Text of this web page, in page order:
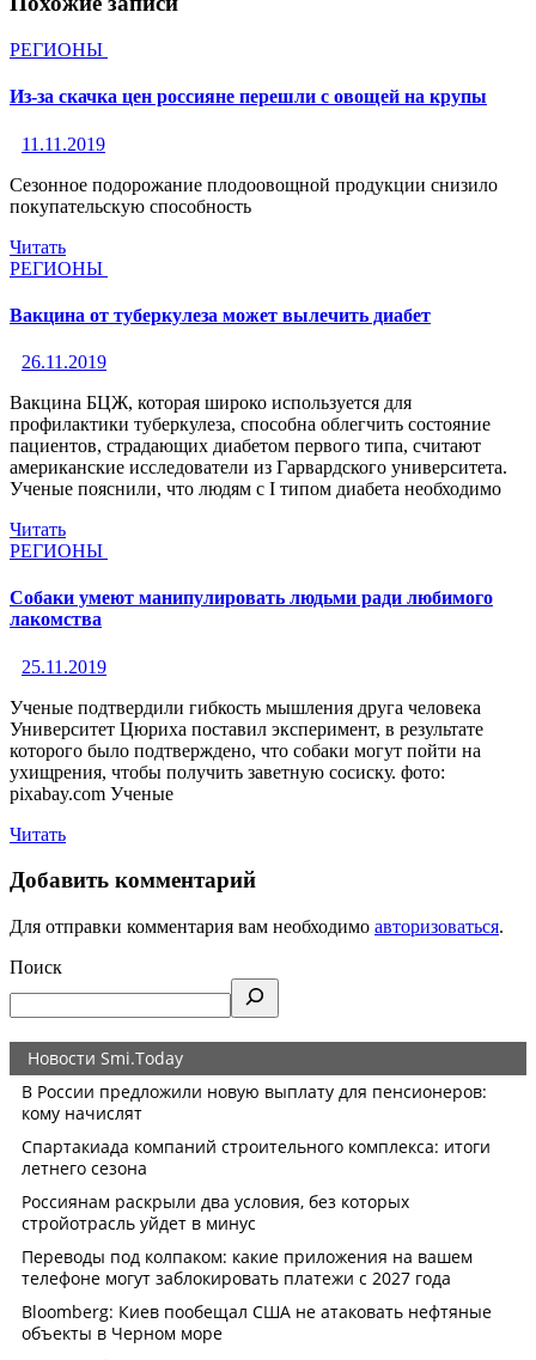
РЕГИОНЫ
Из-за скачка цен россияне перешли с овощей на крупы
11.11.2019
Сезонное подорожание плодоовощной продукции снизило
покупательскую способность
Читать
РЕГИОНЫ
Вакцина от туберкулеза может вылечить диабет
26.11.2019
Вакцина БЦЖ, которая широко используется для
профилактики туберкулеза, способна облегчить состояние
пациентов, страдающих диабетом первого типа, считают
американские исследователи из Гарвардского университета.
Ученые пояснили, что людям с I типом диабета необходимо
Читать
РЕГИОНЫ
Собаки умеют манипулировать людьми ради любимого
лакомства
25.11.2019
Ученые подтвердили гибкость мышления друга человека
Университет Цюриха поставил эксперимент, в результате
которого было подтверждено, что собаки могут пойти на
ухищрения, чтобы получить заветную сосиску. фото:
pixabay.com Ученые
Читать
Добавить комментарий
Для отправки комментария вам необходимо авторизоваться.
Поиск